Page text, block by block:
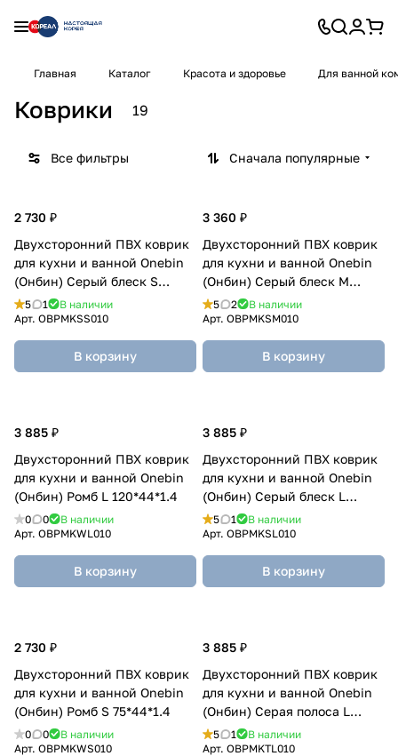
Главная Каталог Красота и здоровье Для ванной
Коврики 19
Все фильтры Сначала популярные
2 730 ₽
Двухсторонний ПВХ коврик
для кухни и ванной Onebin
(Онбин) Серый блеск S
75*44*1.4
5 1
В наличии
Арт. OBPMKSS010
В корзину
3 360 ₽
Двухсторонний ПВХ коврик
для кухни и ванной Onebin
(Онбин) Серый блеск M
94*44*1.4
5 2
В наличии
Арт. OBPMKSM010
В корзину
3 885 ₽
Двухсторонний ПВХ коврик
для кухни и ванной Onebin
(Онбин) Ромб L 120*44*1.4
0 0
В наличии
Арт. OBPMKWL010
В корзину
3 885 ₽
Двухсторонний ПВХ коврик
для кухни и ванной Onebin
(Онбин) Серый блеск L
120*44*1.4
5 1
В наличии
Арт. OBPMKSL010
В корзину
2 730 ₽
Двухсторонний ПВХ коврик
для кухни и ванной Onebin
(Онбин) Ромб S 75*44*1.4
0 0
В наличии
Арт. OBPMKWS010
3 885 ₽
Двухсторонний ПВХ коврик
для кухни и ванной Onebin
(Онбин) Серая полоса L
120*44*1.4
5 1
В наличии
Арт. OBPMKTL010